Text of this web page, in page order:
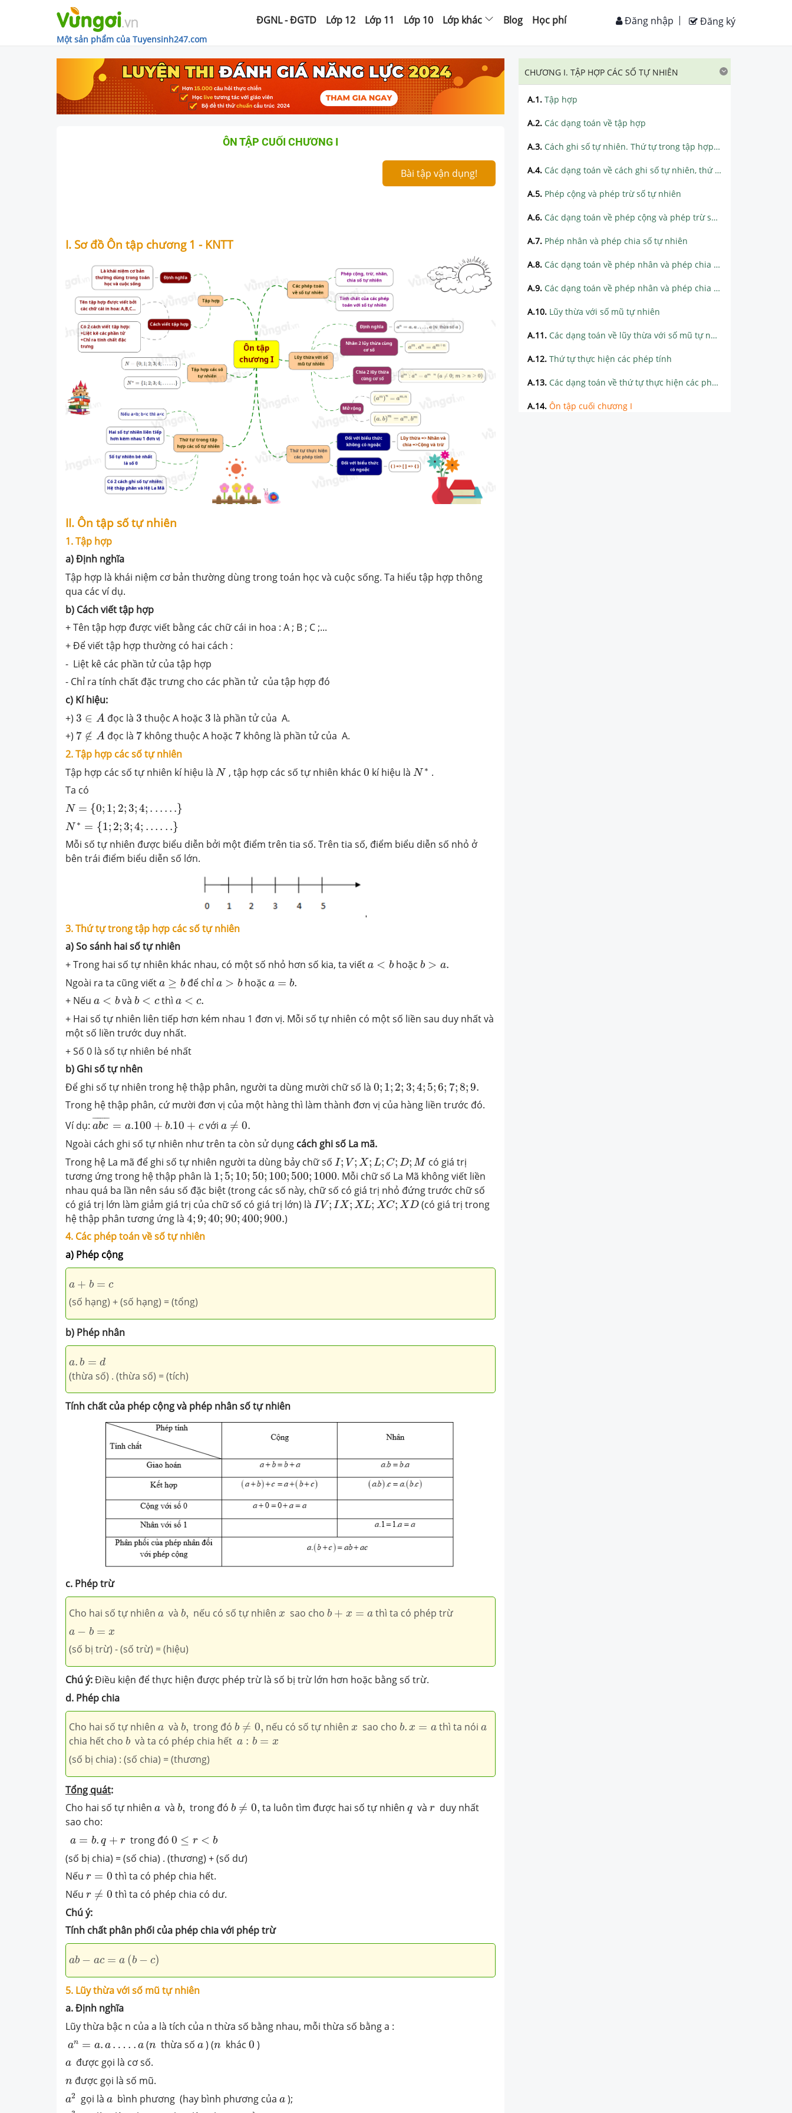
Một sản phẩm của Tuyensinh247.com
ĐGNL - ĐGTD Lớp 12 Lớp 11 Lớp 10 Lớp khác Blog Học phí Đăng ký
Đăng nhập
ÔN TẬP CUỐI CHƯƠNG I
Bài tập vận dụng!
I. Sơ đồ Ôn tập chương 1 - KNTT
II. Ôn tập số tự nhiên
1. Tập hợp
a) Định nghĩa
Tập hợp là khái niệm cơ bản thường dùng trong toán học và cuộc sống. Ta hiểu tập hợp thông
qua các ví dụ.
b) Cách viết tập hợp
+ Tên tập hợp được viết bằng các chữ cái in hoa : A ; B ; C ;...
+ Để viết tập hợp thường có hai cách :
- Liệt kê các phần tử của tập hợp
- Chỉ ra tính chất đặc trưng cho các phần tử của tập hợp đó
c) Kí hiệu:
+) 3 ∈ A
3 ∈ đọc là 3
3 thuộc A hoặc 3
3 là phần tử của A.
+) 7 ∉ A
7 ∉ đọc là 7
7không thuộc A hoặc 7
7không là phần tử của A.
2. Tập hợp các số tự nhiên
Tập hợp các số tự nhiên kí hiệu là N
N , tập hợp các số tự nhiên khác 0
0 kí hiệu là N ∗
N∗ .
Ta có
N = {0; 1; 2;3;4; . . . . . .}
N= ;1;2;3;4;.. ...
N ∗ = {1; 2;3; 4; . . . . . .}
N∗ 1;2;3;4;. ...
Mỗi số tự nhiên được biểu diễn bởi một điểm trên tia số. Trên tia số, điểm biểu diễn số nhỏ ở
bên trái điểm biểu diễn số lớn.
3. Thứ tự trong tập hợp các số tự nhiên
a) So sánh hai số tự nhiên
+ Trong hai số tự nhiên khác nhau, có một số nhỏ hơn số kia, ta viết a < b
a <b hoặc b > a.
b > .
Ngoài ra ta cũng viết a ≥ b
a ≥b để chỉ a > b
a >b hoặc a = b.
a .
+ Nếu a < b
a <b và b < c
b <c thì a < c.
a <c .
+ Hai số tự nhiên liên tiếp hơn kém nhau 1 đơn vị. Mỗi số tự nhiên có một số liền sau duy nhất và
một số liền trước duy nhất.
+ Số 0 là số tự nhiên bé nhất
b) Ghi số tự nhên
Để ghi số tự nhiên trong hệ thập phân, người ta dùng mười chữ số là 0; 1; 2; 3;4; 5;6; 7;8;9.
0;1;2;3;4 ;5;6;7 8;9.
Trong hệ thập phân, cứ mười đơn vị của một hàng thì làm thành đơn vị của hàng liền trước đó.
Ví dụ: ¯¯¯¯¯¯¯¯
abc = a.100 + b.10 + c
abc
với a ≠ 0.
a 0.
Ngoài cách ghi số tự nhiên như trên ta còn sử dụng cách ghi số La mã.
Trong hệ La mã để ghi số tự nhiên người ta dùng bảy chữ số I; V ; X; L; C; D; M
I;V;X L;C ;D;M
có giá trị
tương ứng trong hệ thập phân là 1; 5; 10; 50; 100; 500; 1000
1;5;10;50;100;500;1000. Mỗi chữ số La Mã không viết liền
nhau quá ba lần nên sáu số đặc biệt (trong các số này, chữ số có giá trị nhỏ đứng trước chữ số
có giá trị lớn làm giảm giá trị của chữ số có giá trị lớn) là I V; I X; XL; XC; X D
IV;IX;XL;XC;XD
(có giá trị trong
hệ thập phân tương ứng là 4;9; 40; 90;400;900.
4;9;40;90;400;900. )
4. Các phép toán về số tự nhiên
a) Phép cộng
a + b = c
a + =
(số hạng) + (số hạng) = (tổng)
b) Phép nhân
a. b = d
a b
(thừa số) . (thừa số) = (tích)
Tính chất của phép cộng và phép nhân số tự nhiên
c. Phép trừ
Cho hai số tự nhiên a
a và b,
b nếu có số tự nhiên x
x sao cho b + x = a
b + = thì ta có phép trừ
a − b = x
a =
(số bị trừ) - (số trừ) = (hiệu)
Chú ý:Điều kiện để thực hiện được phép trừ là số bị trừ lớn hơn hoặc bằng số trừ.
d. Phép chia
Cho hai số tự nhiên a
a và b,
b trong đó b ≠ 0,
b ≠0 , nếu có số tự nhiên x
x sao cho b. x = a
b x thì ta nói a
a
chia hết cho b
b và ta có phép chia hết a : b = x
a:b= x
(số bị chia) : (số chia) = (thương)
Tổng quát:
Cho hai số tự nhiên a
a và b,
b trong đó b ≠ 0,
b ≠0 , ta luôn tìm được hai số tự nhiên q
q vàr
r duy nhất
sao cho:
a = b. q + r
a .q + trong đó 0 ≤ r < b
0 ≤r <b
(số bị chia) = (số chia) . (thương) + (số dư)
Nếu r = 0
r=0
thì ta có phép chia hết.
Nếu r ≠ 0
r≠ 0
thì ta có phép chia có dư.
Chú ý:
Tính chất phân phối của phép chia với phép trừ
ab − ac = a (b − c)
ab c= b −c
5. Lũy thừa với số mũ tự nhiên
a. Định nghĩa
Lũy thừa bậc n của a là tích của n thừa số bằng nhau, mỗi thừa số bằng a :
an = a. a … . . a
an =a .a … (n
n thừa số a
a) (n
n khác 0
0 )
a
a được gọi là cơ số.
n
n được gọi là số mũ.
a2
a2 gọi là a
abình phương (hay bình phương của a
a);
CHƯƠNG I. TẬP HỢP CÁC SỐ TỰ NHIÊN
A.1. Tập hợp
A.2. Các dạng toán về tập hợp
A.3. Cách ghi số tự nhiên. Thứ tự trong tập hợp các số tự nhiên
A.4. Các dạng toán về cách ghi số tự nhiên, thứ tự trong tập hợp các số tự nhiên
A.5. Phép cộng và phép trừ số tự nhiên
A.6. Các dạng toán về phép cộng và phép trừ số tự nhiên
A.7. Phép nhân và phép chia số tự nhiên
A.8. Các dạng toán về phép nhân và phép chia số tự nhiên
A.9. Các dạng toán về phép nhân và phép chia số tự nhiên (tiếp)
A.10. Lũy thừa với số mũ tự nhiên
A.11. Các dạng toán về lũy thừa với số mũ tự nhiên
A.12. Thứ tự thực hiện các phép tính
A.13. Các dạng toán về thứ tự thực hiện các phép tính
A.14. Ôn tập cuối chương I